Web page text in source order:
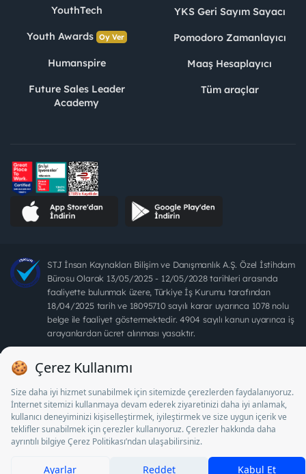
YouthTech
Youth Awards Oy Ver
Humanspire
Future Sales Leader
Academy
YKS Geri Sayım Sayacı
Pomodoro Zamanlayıcı
Maaş Hesaplayıcı
Tüm araçlar
STJ İnsan Kaynakları Bilişim ve Danışmanlık A.Ş. Özel İstihdam
Bürosu Olarak 13/05/2025 - 12/05/2028 tarihleri arasında
faaliyette bulunmak üzere, Türkiye İş Kurumu tarafından
18/04/2025 tarih ve 18095710 sayılı karar uyarınca 1078 nolu
belge ile faaliyet göstermektedir. 4904 sayılı kanun uyarınca iş
arayanlardan ücret alınması yasaktır.